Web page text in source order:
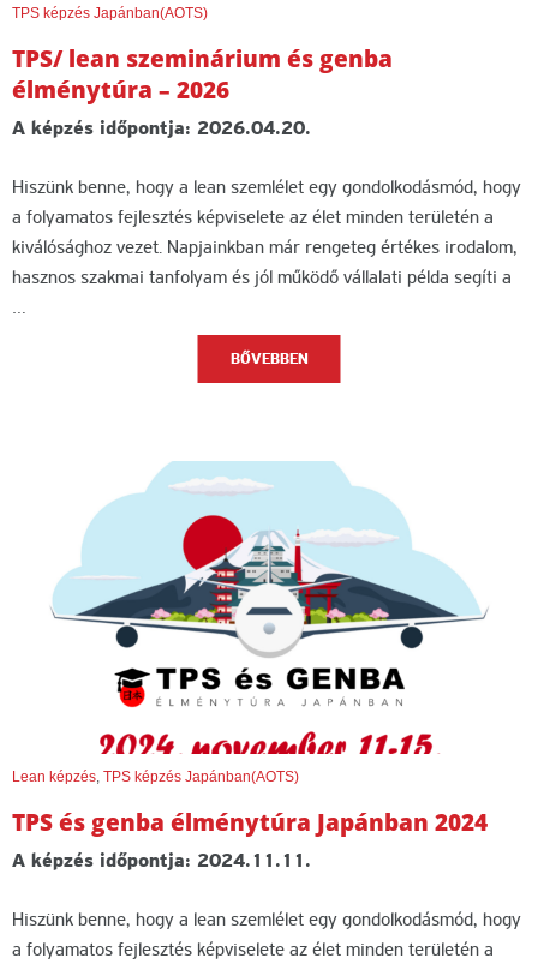
TPS képzés Japánban(AOTS)
TPS/ lean szeminárium és genba
élménytúra – 2026
A képzés időpontja: 2026.04.20.
Hiszünk benne, hogy a lean szemlélet egy gondolkodásmód, hogy
a folyamatos fejlesztés képviselete az élet minden területén a
kiválósághoz vezet. Napjainkban már rengeteg értékes irodalom,
hasznos szakmai tanfolyam és jól működő vállalati példa segíti a
…
BŐVEBBEN
Lean képzés, TPS képzés Japánban(AOTS)
TPS és genba élménytúra Japánban 2024
A képzés időpontja: 2024.11.11.
Hiszünk benne, hogy a lean szemlélet egy gondolkodásmód, hogy
a folyamatos fejlesztés képviselete az élet minden területén a